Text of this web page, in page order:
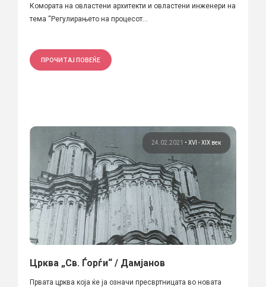
Комората на овластени архитекти и овластени инженери на
тема “Регулирањето на процесот...
ПРОЧИТАЈ ПОВЕЌЕ
24.02.2021 • XVI - XIX век
Црква „Св. Ѓорѓи“ / Дамјанов
Првата црква која ќе ја означи пресвртницата во новата